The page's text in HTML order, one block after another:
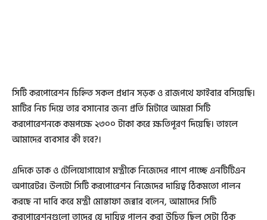
সিটি করপোরেশন চিহ্নিত সকল প্রধান সড়ক ও রাজপথে ফাইবার বসিয়েছি।
মাটির নিচ দিয়ে তার বসানোর জন্য প্রতি মিটারে আমরা সিটি
করপোরেশনকে কমপক্ষে ২৩০০ টাকা করে ক্ষতিপূরণ দিয়েছি। তাহলে
আমাদের ব্যবসার কী হবে?।
এদিকে ডাক ও টেলিযোগাযোগ মন্ত্রীকে নিজেদের পাশে পাচ্ছে এনটিটিএন
অপারেটর। উলটো সিটি করপোরেশন নিজেদের দায়িত্ব ঠিকমতো পালন
করছে না দাবি করে মন্ত্রী মোস্তাফা জব্বার বলেন, আমাদের সিটি